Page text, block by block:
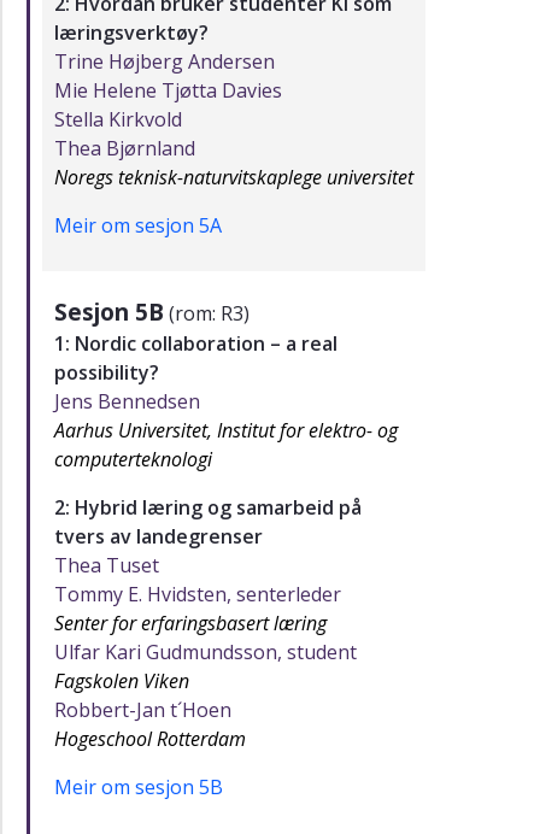
læringsverktøy?
Trine Højberg Andersen
Mie Helene Tjøtta Davies
Stella Kirkvold
Thea Bjørnland
Noregs teknisk-naturvitskaplege universitet
Meir om sesjon 5A
Sesjon 5B (rom: R3)
1: Nordic collaboration – a real
possibility?
Jens Bennedsen
Aarhus Universitet, Institut for elektro- og
computerteknologi
2: Hybrid læring og samarbeid på
tvers av landegrenser
Thea Tuset
Tommy E. Hvidsten, senterleder
Senter for erfaringsbasert læring
Ulfar Kari Gudmundsson, student
Fagskolen Viken
Robbert-Jan t´Hoen
Hogeschool Rotterdam
Meir om sesjon 5B